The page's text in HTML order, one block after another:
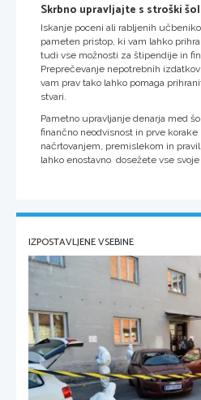
Skrbno upravljajte s stroški
Iskanje poceni ali rabljenih
pameten pristop, ki vam lahko
tudi vse možnosti za štipendije in
Preprečevanje nepotrebnih
vam prav tako lahko pomaga
stvari.
Pametno upravljanje denarja med
finančno neodvisnost in prve
načrtovanjem, premislekom in
lahko enostavno dosežete vse svoje
IZPOSTAVLJENE VSEBINE